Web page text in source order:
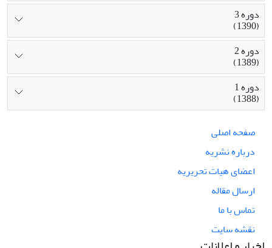
دوره 3
(1390)
دوره 2
(1389)
دوره 1
(1388)
صفحه اصلی
درباره نشریه
اعضای هیات تحریریه
ارسال مقاله
تماس با ما
نقشه سایت